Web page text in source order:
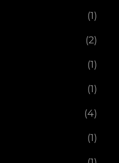
(1)
(2)
(1)
(1)
(4)
(1)